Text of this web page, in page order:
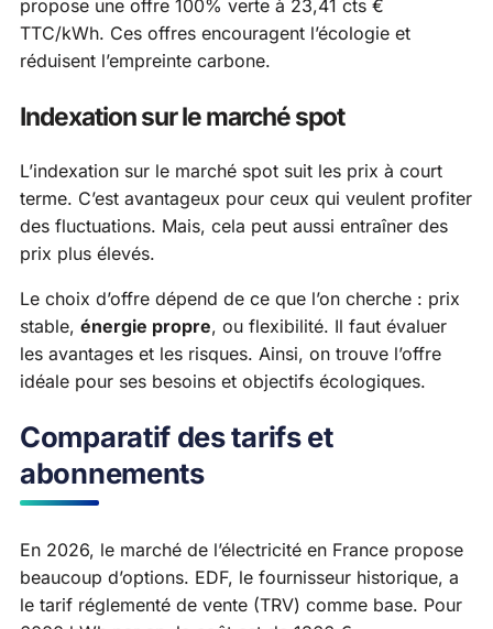
propose une offre 100% verte à 23,41 cts €
TTC/kWh. Ces offres encouragent l’écologie et
réduisent l’empreinte carbone.
Indexation sur le marché spot
L’indexation sur le marché spot suit les prix à court
terme. C’est avantageux pour ceux qui veulent profiter
des fluctuations. Mais, cela peut aussi entraîner des
prix plus élevés.
Le choix d’offre dépend de ce que l’on cherche : prix
stable, énergie propre, ou flexibilité. Il faut évaluer
les avantages et les risques. Ainsi, on trouve l’offre
idéale pour ses besoins et objectifs écologiques.
Comparatif des tarifs et
abonnements
En 2026, le marché de l’électricité en France propose
beaucoup d’options. EDF, le fournisseur historique, a
le tarif réglementé de vente (TRV) comme base. Pour